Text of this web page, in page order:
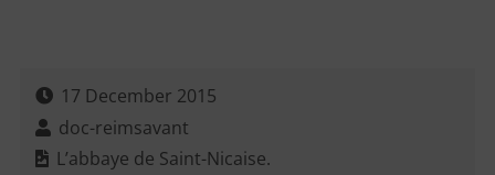
17 December 2015
doc-reimsavant
L’abbaye de Saint-Nicaise.